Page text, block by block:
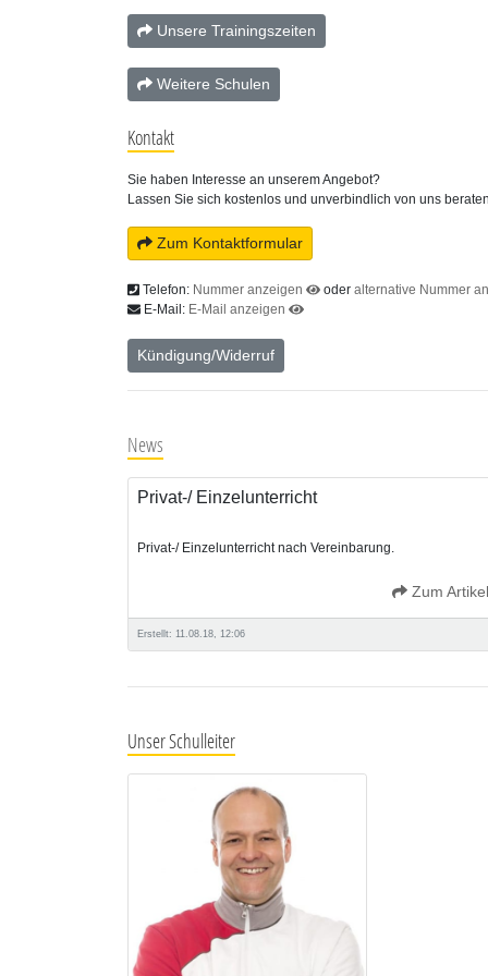
Unsere Trainingszeiten
Weitere Schulen
Kontakt
Sie haben Interesse an unserem Angebot?
Lassen Sie sich kostenlos und unverbindlich von uns
Zum Kontaktformular
Telefon: Nummer anzeigen oder alternative Nummer
E-Mail: E-Mail anzeigen
Kündigung/Widerruf
News
Privat-/ Einzelunterricht
Privat-/ Einzelunterricht nach Vereinbarung.
Zum Artikel
Erstellt: 11.08.18, 12:06
Unser Schulleiter